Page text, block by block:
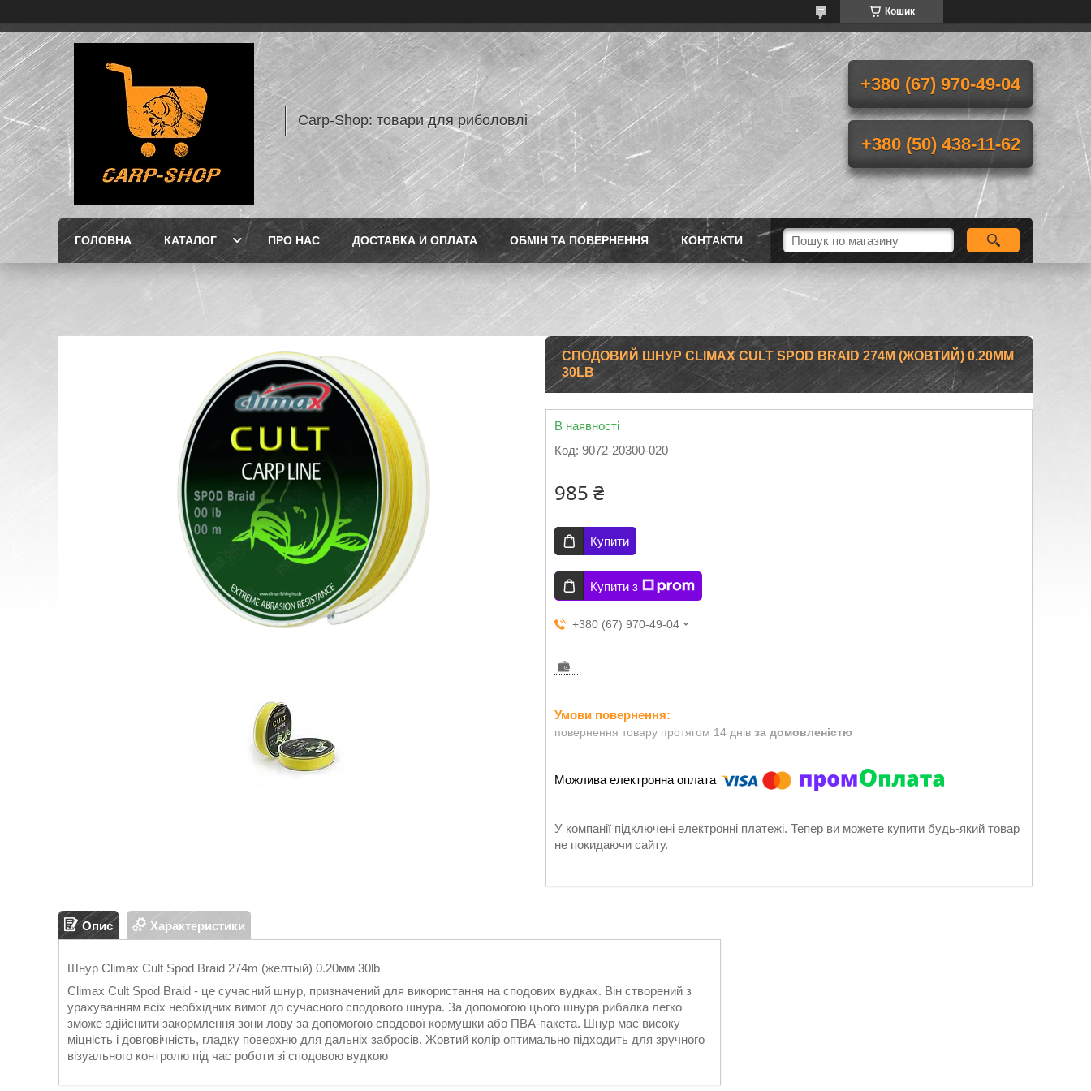
Кошик
Carp-Shop: товари для риболовлі
+380 (67) 970-49-04
+380 (50) 438-11-62
ГОЛОВНА КАТАЛОГ ПРО НАС ДОСТАВКА И ОПЛАТА ОБМІН ТА ПОВЕРНЕННЯ КОНТАКТИ
СПОДОВИЙ ШНУР CLIMAX CULT SPOD BRAID 274M (ЖОВТИЙ) 0.20ММ
30LB
В наявності
Код: 9072-20300-020
985 ₴
Купити
Купити з
+380 (67) 970-49-04
повернення товару протягом 14 днів за домовленістю
У компанії підключені електронні платежі. Тепер ви можете купити будь-який товар
не покидаючи сайту.
Опис Характеристики
Шнур Climax Cult Spod Braid 274m (желтый) 0.20мм 30lb
Climax Cult Spod Braid - це сучасний шнур, призначений для використання на сподових вудках. Він створений з
урахуванням всіх необхідних вимог до сучасного сподового шнура. За допомогою цього шнура рибалка легко
зможе здійснити закормлення зони лову за допомогою сподової кормушки або ПВА-пакета. Шнур має високу
міцність і довговічність, гладку поверхню для дальніх забросів. Жовтий колір оптимально підходить для зручного
візуального контролю під час роботи зі сподовою вудкою